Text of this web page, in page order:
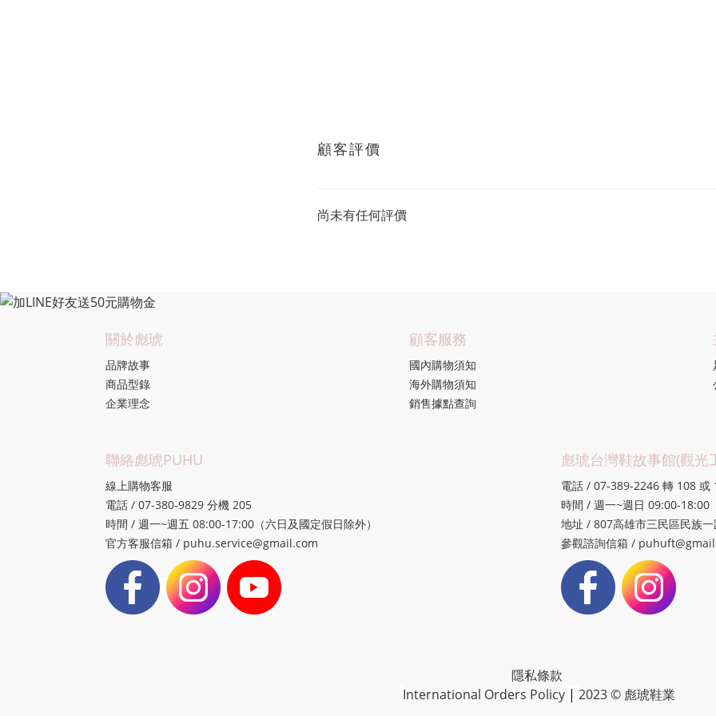
顧客評價
尚未有任何評價
關於彪琥
品牌故事
商品型錄
企業理念
顧客服務
國內購物須知
海外購物須知
銷售據點查詢
聯絡彪琥PUHU
線上購物客服
電話 / 07-380-9829 分機 205
時間 / 週一~週五 08:00-17:00（六日及國定假日除外）
官方客服信箱 / puhu.service@gmail.com
彪琥台灣鞋故事館(觀光
電話 / 07-389-2246 轉 108 或
時間 / 週一~週日 09:00-18:00
地址 / 807高雄市三民區民族
參觀諮詢信箱 /
隱私條款
International Orders Policy | 2023 © 彪琥鞋業